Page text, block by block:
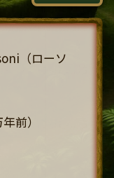
（ローソ
前）